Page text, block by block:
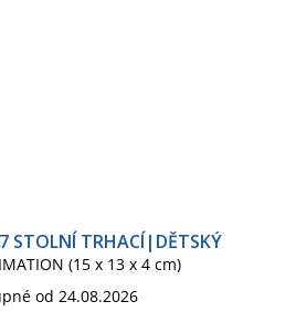
STOLNÍ TRHACÍ|DĚTSKÝ
(15 x 13 x 4 cm)
od 24.08.2026